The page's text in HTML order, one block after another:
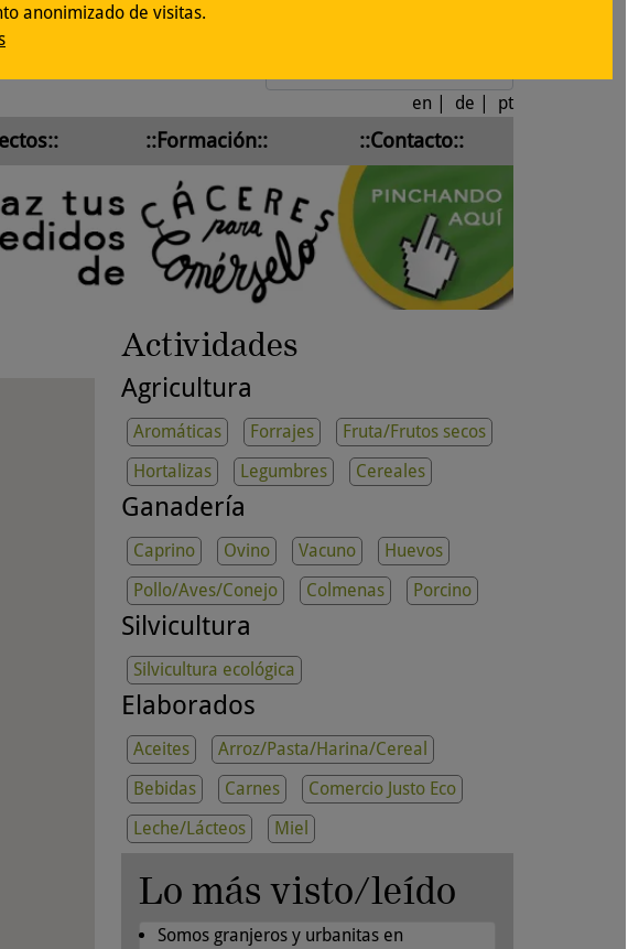
anonimizado de visitas.
en de pt
::Formación:: ::Contacto::
Actividades
Agricultura
Aromáticas Forrajes
Fruta/Frutos secos
Hortalizas
Legumbres Cereales
Ganadería
Caprino Ovino Vacuno
Huevos
Pollo/Aves/Conejo
Colmenas Porcino
Silvicultura
Silvicultura ecológica
Elaborados
Aceites
Arroz/Pasta/Harina/Cereal
Bebidas
Carnes
Comercio Justo Eco
Leche/Lácteos
Miel
Lo más visto/leído
Somos granjeros y urbanitas en